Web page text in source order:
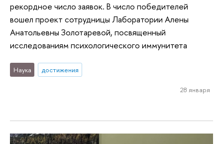
рекордное число заявок. В число победителей
вошел проект сотрудницы Лаборатории Алены
Анатольевны Золотаревой, посвященный
исследованиям психологического иммунитета
Наука достижения
28 января